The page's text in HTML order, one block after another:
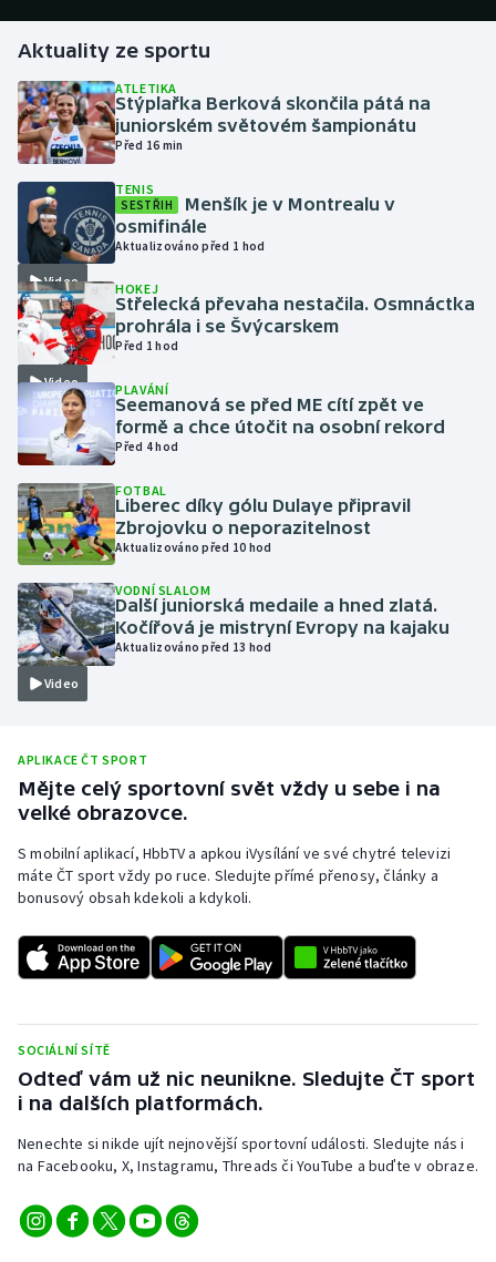
Golf
Gymnastika
Házená
Jezdectví
Judo
Krasobruslení
Lezení
Lyže a snowboard
Moderní pětiboj
Motorsport
Olympijské hry
Parasport
Plavání
Ragby
Rychlobruslení
Rychlostní kanoistika
Short track
Stolní tenis
Veslování
Vodní slalom
Aktuality ze sportu
ATLETIKA
Stýplařka Berková skončila pátá na
juniorském světovém šampionátu
Před 16 min
Video
TENIS
SESTŘIH
Menšík je v Montrealu v
osmifinále
Aktualizováno před 1 hod
Video
HOKEJ
Střelecká převaha nestačila. Osmnáctka
prohrála i se Švýcarskem
Před 1 hod
PLAVÁNÍ
Seemanová se před ME cítí zpět ve
formě a chce útočit na osobní rekord
Před 4 hod
FOTBAL
Liberec díky gólu Dulaye připravil
Zbrojovku o neporazitelnost
Aktualizováno před 10 hod
Video
VODNÍ SLALOM
Další juniorská medaile a hned zlatá.
Kočířová je mistryní Evropy na kajaku
Aktualizováno před 13 hod
APLIKACE ČT SPORT
Mějte celý sportovní svět vždy u sebe i na
velké obrazovce.
S mobilní aplikací, HbbTV a apkou iVysílání ve své chytré televizi
máte ČT sport vždy po ruce. Sledujte přímé přenosy, články a
bonusový obsah kdekoli a kdykoli.
SOCIÁLNÍ SÍTĚ
Odteď vám už nic neunikne. Sledujte ČT sport
i na dalších platformách.
Nenechte si nikde ujít nejnovější sportovní události. Sledujte nás i
na Facebooku, X, Instagramu, Threads či YouTube a buďte v obraze.